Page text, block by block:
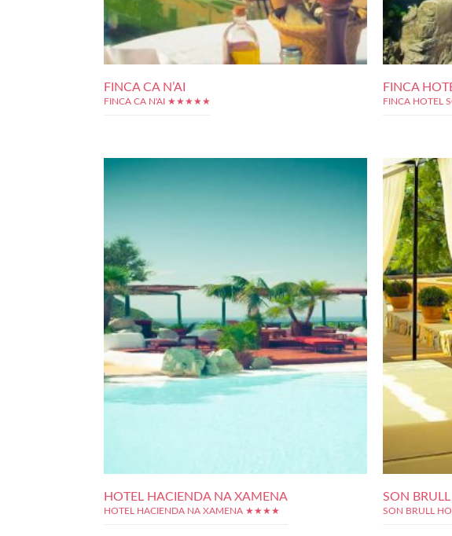
FINCA CA N’AI
FINCA CA N'AI ★★★★★
FINCA
FINCA
HOTEL HACIENDA NA XAMENA
HOTEL HACIENDA NA XAMENA ★★★★
SON
SON BRULL